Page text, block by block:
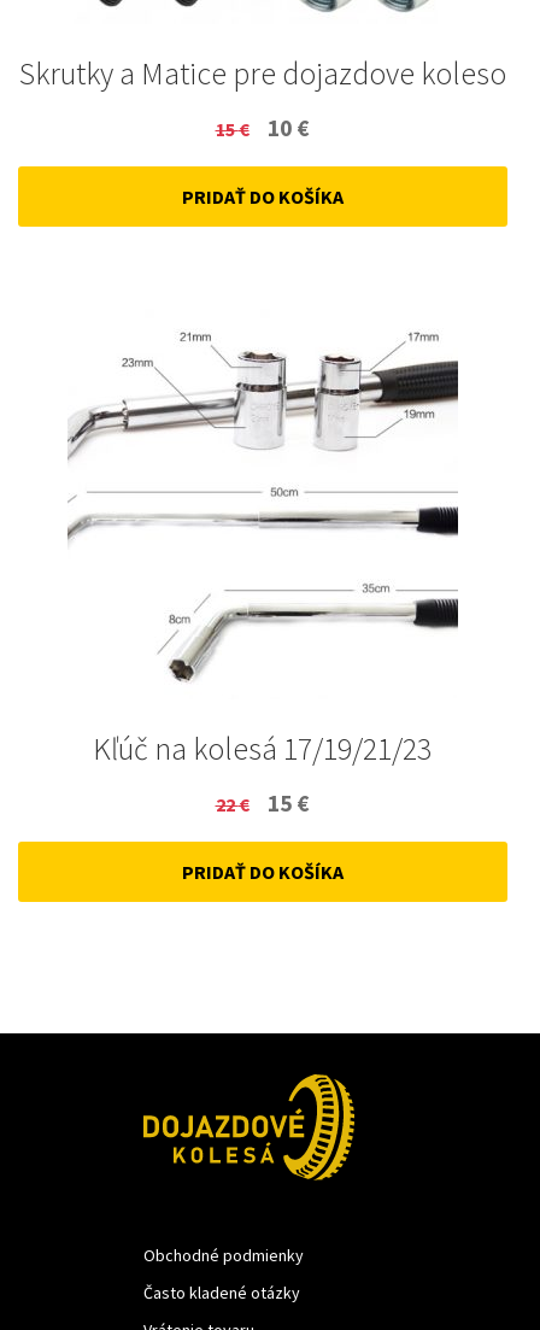
Skrutky a Matice pre dojazdove koleso
15€
Original
price
was:
10 €
price
is:
PRIDAŤ DO KOŠÍKA
Kľúč na kolesá 17/19/21/23
22€
Original
price
was:
15 €
price
is:
PRIDAŤ DO KOŠÍKA
Obchodné podmienky
Často kladené otázky